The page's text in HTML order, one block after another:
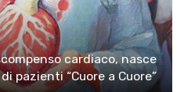
cardiaco, nasce
pazienti “Cuore a Cuore”